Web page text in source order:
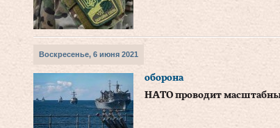
Воскресенье, 6 июня 2021
оборона
НАТО проводит